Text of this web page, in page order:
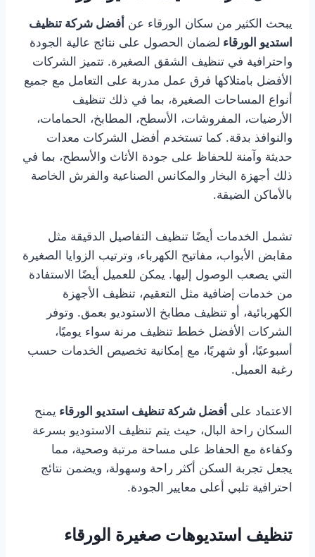
يبحث الكثير من سكان الورقاء عن أفضل شركة تنظيف
استديو الورقاء لضمان الحصول على نتائج عالية الجودة
واحترافية في تنظيف الشقق الصغيرة. تتميز الشركات
الأفضل بامتلاكها فرق عمل مدربة على التعامل مع جميع
أنواع المساحات الصغيرة، بما في ذلك تنظيف
الأرضيات، المفروشات، الأسطح، المطابخ، الحمامات،
والنوافذ بدقة. كما تستخدم أفضل الشركات معدات
حديثة وآمنة للحفاظ على جودة الأثاث والأسطح، بما في
ذلك أجهزة البخار والمكانس الصناعية والفرش الخاصة
بالأماكن الضيقة.
تشمل الخدمات أيضًا تنظيف التفاصيل الدقيقة مثل
مقابض الأبواب، مفاتيح الكهرباء، وترتيب الزوايا الصغيرة
التي يصعب الوصول إليها. يمكن للعميل أيضًا الاستفادة
من خدمات إضافية مثل التعقيم، تنظيف الأجهزة
الكهربائية، أو تنظيف مطابخ الاستوديو بعمق. وتوفر
الشركات الأفضل خطط تنظيف مرنة سواء يوميًا،
أسبوعيًا، أو شهريًا، مع إمكانية تخصيص الخدمات حسب
رغبة العميل.
الاعتماد على أفضل شركة تنظيف استديو الورقاء يمنح
السكان راحة البال، حيث يتم تنظيف الاستوديو بسرعة
وكفاءة مع الحفاظ على مساحة مرتبة وصحية، مما
يجعل تجربة السكن أكثر راحة وسهولة، ويضمن نتائج
احترافية تلبي أعلى معايير الجودة.
تنظيف استديوهات صغيرة الورقاء